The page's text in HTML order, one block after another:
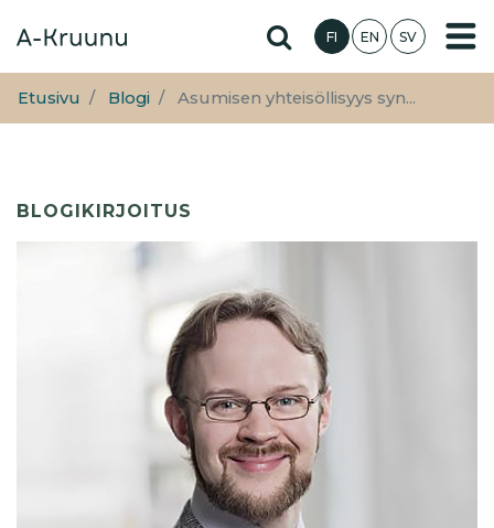
pääsisältöön
Hae sivustolta
FI EN SV
Etusivu Blogi Asumisen yhteisöllisyys syn...
BLOGIKIRJOITUS